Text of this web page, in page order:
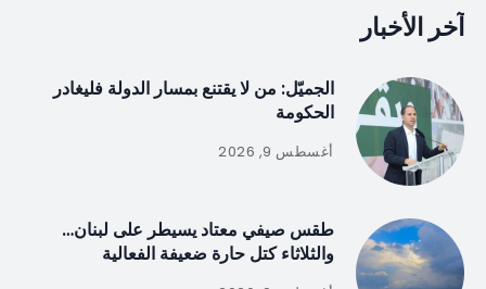
آخر الأخبار
الجميّل: من لا يقتنع بمسار الدولة فليغادر
الحكومة
أغسطس 9, 2026
طقس صيفي معتاد يسيطر على لبنان…
والثلاثاء كتل حارة ضعيفة الفعالية